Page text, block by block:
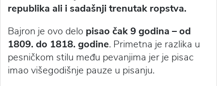
republika ali i sadašnji trenutak ropstva.
Bajron je ovo delo pisao čak 9 godina – od
1809. do 1818. godine. Primetna je razlika u
pesničkom stilu među pevanjima jer je pisac
imao višegodišnje pauze u pisanju.